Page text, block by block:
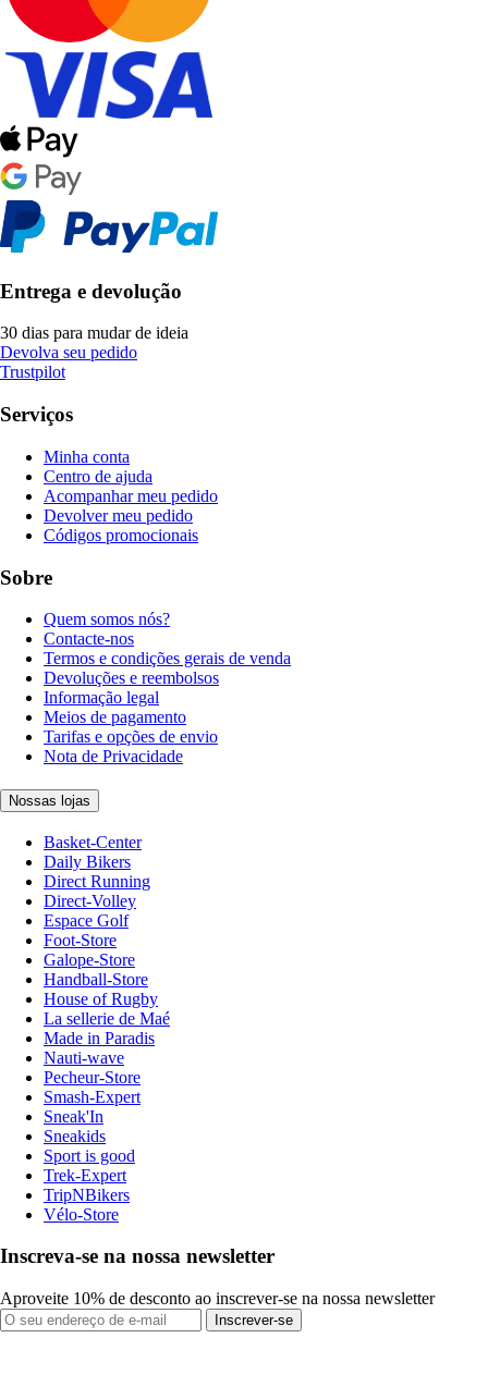
Entrega e devolução
30 dias para mudar de ideia
Devolva seu pedido
Trustpilot
Serviços
Minha conta
Centro de ajuda
Acompanhar meu pedido
Devolver meu pedido
Códigos promocionais
Sobre
Quem somos nós?
Contacte-nos
Termos e condições gerais de venda
Devoluções e reembolsos
Informação legal
Meios de pagamento
Tarifas e opções de envio
Nota de Privacidade
Nossas lojas
Basket-Center
Daily Bikers
Direct Running
Direct-Volley
Espace Golf
Foot-Store
Galope-Store
Handball-Store
House of Rugby
La sellerie de Maé
Made in Paradis
Nauti-wave
Pecheur-Store
Smash-Expert
Sneak'In
Sneakids
Sport is good
Trek-Expert
TripNBikers
Vélo-Store
Inscreva-se na nossa newsletter
Aproveite 10% de desconto ao inscrever-se na nossa newsletter
Inscrever-se